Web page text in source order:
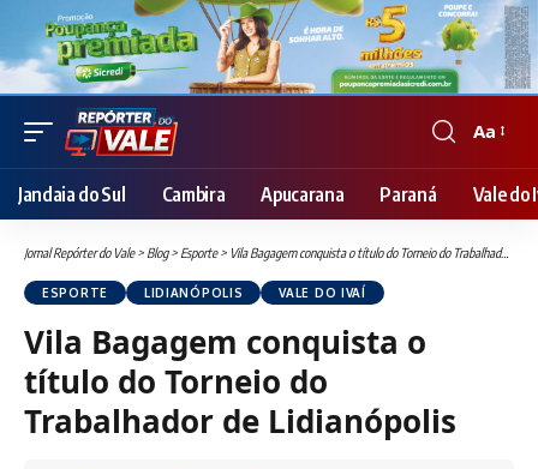
Font
Resizer
Aa
Jandaia do Sul Cambira Apucarana Paraná Vale do
Jornal Repórter do Vale> Blog> Esporte> Vila Bagagem conquista o título do Torneio do Trabalhador de Lidianópolis
ESPORTE LIDIANÓPOLIS VALE DO IVAÍ
Vila Bagagem conquista o
título do Torneio do
Trabalhador de Lidianópolis